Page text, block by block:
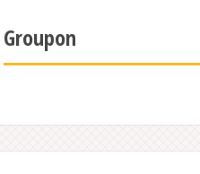
Groupon